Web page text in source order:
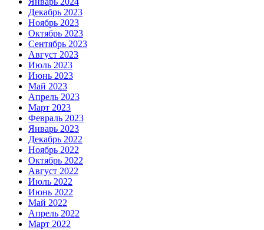
Декабрь 2023
Ноябрь 2023
Октябрь 2023
Сентябрь 2023
Август 2023
Июль 2023
Июнь 2023
Май 2023
Апрель 2023
Март 2023
Февраль 2023
Январь 2023
Декабрь 2022
Ноябрь 2022
Октябрь 2022
Август 2022
Июль 2022
Июнь 2022
Май 2022
Апрель 2022
Март 2022